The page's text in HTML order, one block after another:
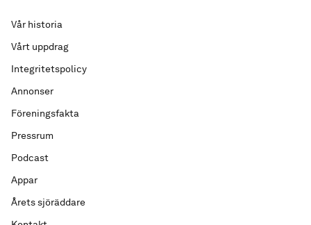
Vår historia
Vårt uppdrag
Integritetspolicy
Annonser
Föreningsfakta
Pressrum
Podcast
Appar
Årets sjöräddare